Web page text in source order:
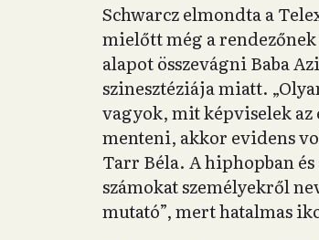
Schwarcz elmondta a
mielőtt még a
alapot összevágni Baba
szinesztéziája miatt.
vagyok, mit képviselek
menteni, akkor evidens
Tarr Béla. A hiphopban
számokat személyekről
mutató”, mert hatalmas